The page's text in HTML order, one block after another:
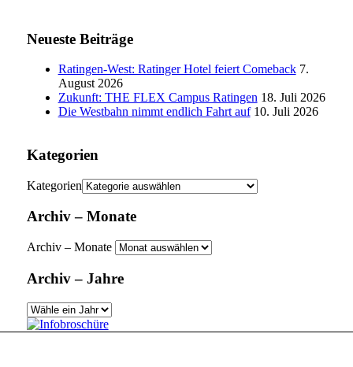
Neueste Beiträge
Ratingen-West: Ratinger Hotel feiert Comeback 7.
August 2026
Zukunft: THE FLEX Campus Ratingen 18. Juli 2026
Die Westbahn nimmt endlich Fahrt auf 10. Juli 2026
Kategorien
Kategorien
Archiv – Monate
Archiv – Monate
Archiv – Jahre